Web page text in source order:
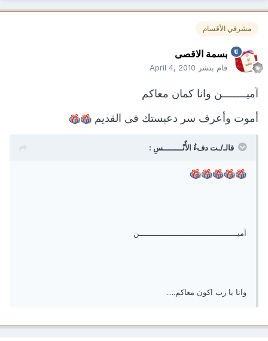
مشرفي الأقسام
بسمة الاقصى
قام بنشر April 4, 2010
آميــــــــن وانا كمان معاكم
أموت وأعرف سر دعبستك فى القديم
قالـ/ـت دفءُ الأٌنْــــــــسِ :
آميـــــــــــــــــــــــــــــــــــــــــن
وانا يا رب اكون معاكم.....